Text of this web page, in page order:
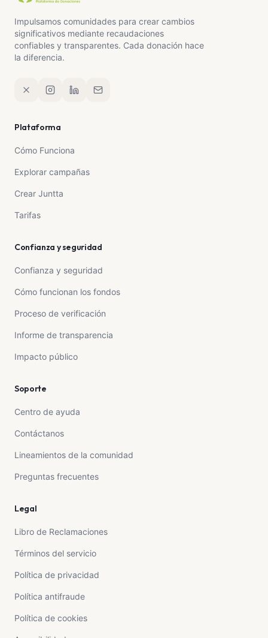
Impulsamos comunidades para crear cambios
significativos mediante recaudaciones
confiables y transparentes. Cada donación hace
la diferencia.
Plataforma
Cómo Funciona
Explorar campañas
Crear Juntta
Tarifas
Confianza y seguridad
Confianza y seguridad
Cómo funcionan los fondos
Proceso de verificación
Informe de transparencia
Impacto público
Soporte
Centro de ayuda
Contáctanos
Lineamientos de la comunidad
Preguntas frecuentes
Legal
Libro de Reclamaciones
Términos del servicio
Política de privacidad
Política antifraude
Política de cookies